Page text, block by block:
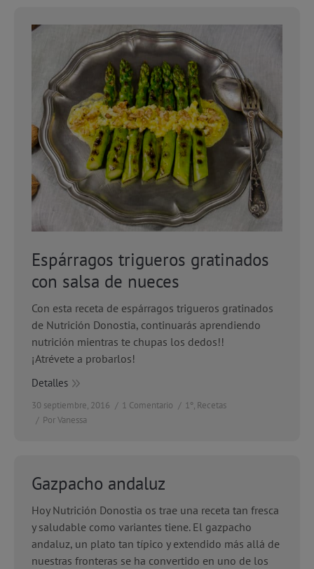
Espárragos trigueros gratinados
con salsa de nueces
Con esta receta de espárragos trigueros gratinados
de Nutrición Donostia, continuarás aprendiendo
nutrición mientras te chupas los dedos!!
¡Atrévete a probarlos!
Detalles
30 septiembre, 2016 1 Comentario 1º, Recetas
PorVanessa
Gazpacho andaluz
Hoy Nutrición Donostia os trae una receta tan fresca
y saludable como variantes tiene. El gazpacho
andaluz, un plato tan típico y extendido más allá de
nuestras fronteras se ha convertido en uno de los